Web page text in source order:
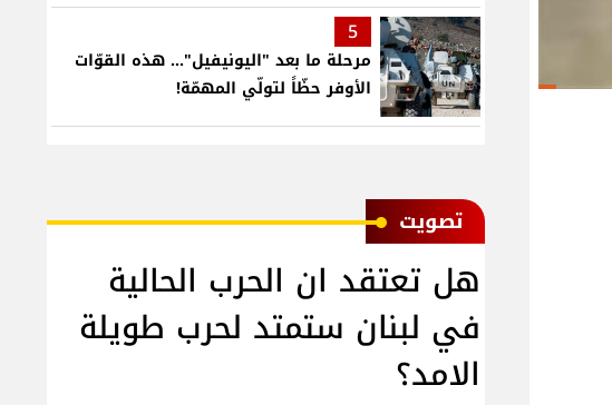
5
مرحلة ما بعد "اليونيفيل"... هذه القوّات
الأوفر حظّاً لتولّي المهمّة!
ﺗﺼﻮﻳﺖ
هل تعتقد ان الحرب الحالية
في لبنان ستمتد لحرب طويلة
الامد؟